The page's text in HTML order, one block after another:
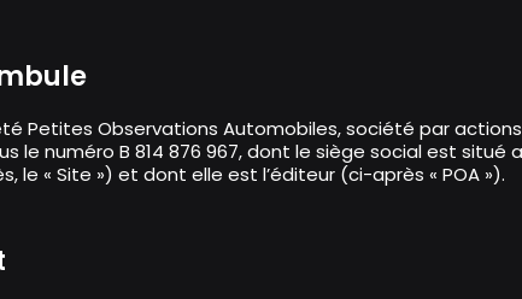
Petites Observations Automobiles, société par
le numéro B 814 876 967, dont le siège social est
le « Site ») et dont elle est l’éditeur (ci-après « POA »).